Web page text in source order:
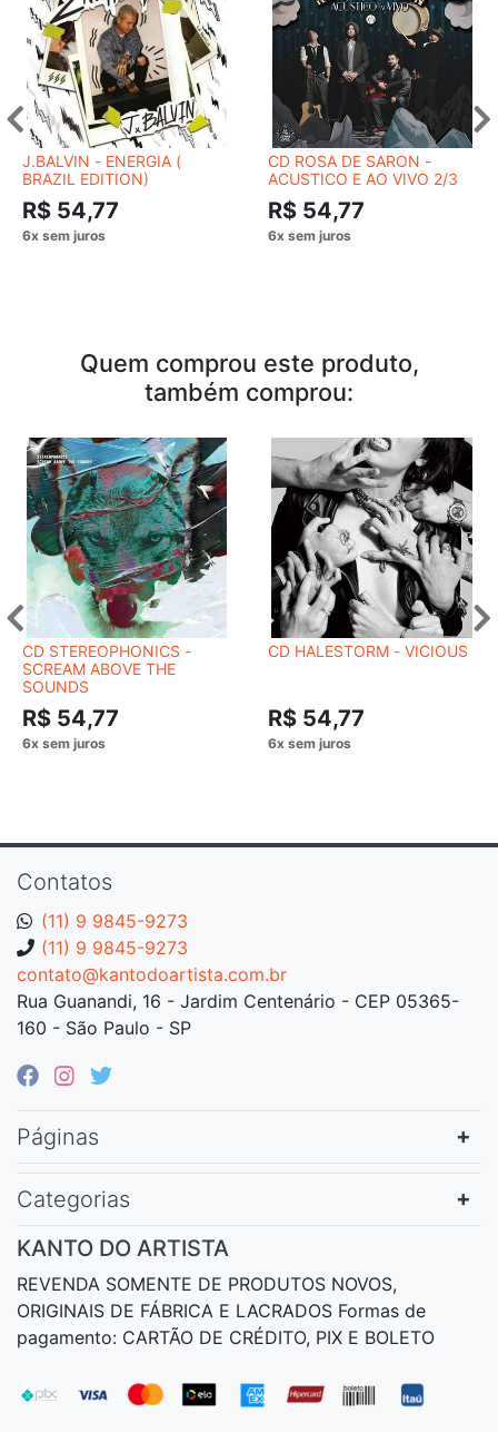
J.BALVIN - ENERGIA (
BRAZIL EDITION)
R$ 54,77
CD ROSA DE SARON -
ACUSTICO E AO VIVO 2/3
R$ 54,77
Quem comprou este produto,
também comprou:
CD STEREOPHONICS -
SCREAM ABOVE THE
SOUNDS
R$ 54,77
CD HALESTORM - VICIOUS
R$ 54,77
Contatos
(11) 9 9845-9273
(11) 9 9845-9273
contato@kantodoartista.com.br
Rua Guanandi, 16 - Jardim Centenário - CEP 05365-
160 - São Paulo - SP
Páginas
Categorias
KANTO DO ARTISTA
REVENDA SOMENTE DE PRODUTOS NOVOS,
ORIGINAIS DE FÁBRICA E LACRADOS Formas de
pagamento: CARTÃO DE CRÉDITO, PIX E BOLETO